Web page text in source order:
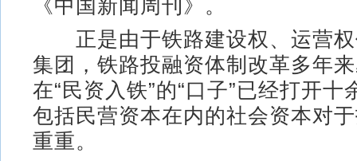
《中国新闻周刊》。
正是由于铁路建设权、运营权
集团，铁路投融资体制改革多年
在“民资入铁”的“口子”已经打开十
包括民营资本在内的社会资本对
重重。